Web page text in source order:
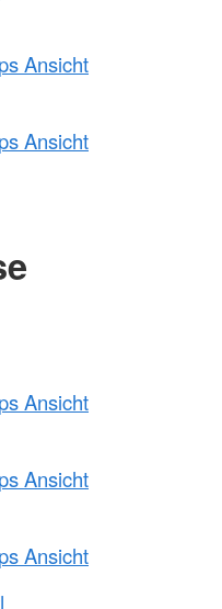
Ansicht
Ansicht
Ansicht
Ansicht
Ansicht